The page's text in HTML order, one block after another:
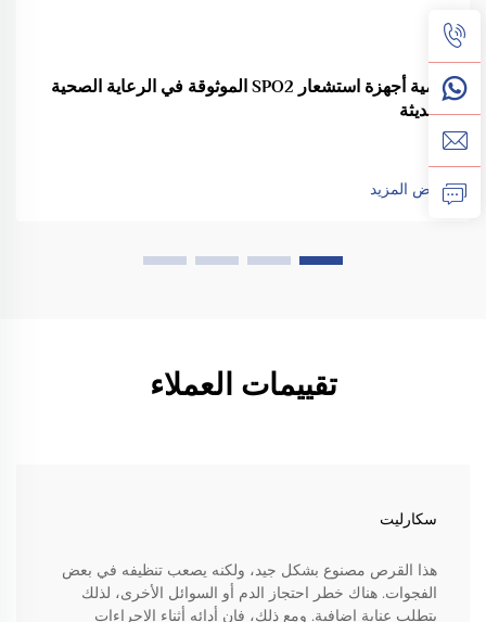
أهمية أجهزة استشعار SPO2 الموثوقة في الرعاية الصحية
الحديثة
عرض المزيد
تقييمات العملاء
سكارليت
هذا القرص مصنوع بشكل جيد، ولكنه يصعب تنظيفه في بعض
الفجوات. هناك خطر احتجاز الدم أو السوائل الأخرى، لذلك
يتطلب عناية إضافية. ومع ذلك، فإن أدائه أثناء الإجراءات